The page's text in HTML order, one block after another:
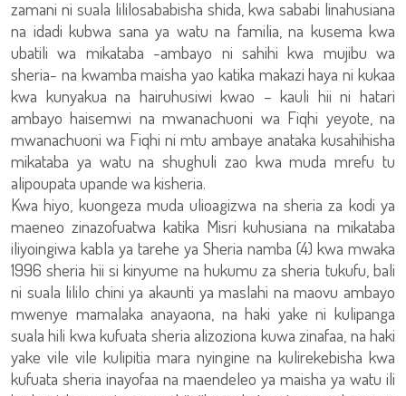
zamani ni suala lililosababisha shida, kwa sababi linahusiana
na idadi kubwa sana ya watu na familia, na kusema kwa
ubatili wa mikataba -ambayo ni sahihi kwa mujibu wa
sheria- na kwamba maisha yao katika makazi haya ni kukaa
kwa kunyakua na hairuhusiwi kwao – kauli hii ni hatari
ambayo haisemwi na mwanachuoni wa Fiqhi yeyote, na
mwanachuoni wa Fiqhi ni mtu ambaye anataka kusahihisha
mikataba ya watu na shughuli zao kwa muda mrefu tu
alipoupata upande wa kisheria.
Kwa hiyo, kuongeza muda ulioagizwa na sheria za kodi ya
maeneo zinazofuatwa katika Misri kuhusiana na mikataba
iliyoingiwa kabla ya tarehe ya Sheria namba (4) kwa mwaka
1996 sheria hii si kinyume na hukumu za sheria tukufu, bali
ni suala lililo chini ya akaunti ya maslahi na maovu ambayo
mwenye mamalaka anayaona, na haki yake ni kulipanga
suala hili kwa kufuata sheria alizoziona kuwa zinafaa, na haki
yake vile vile kulipitia mara nyingine na kulirekebisha kwa
kufuata sheria inayofaa na maendeleo ya maisha ya watu ili